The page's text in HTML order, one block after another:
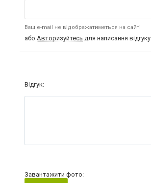
Ваш e-mail не відображатиметься на сайті
або Авторизуйтесь для написання відгуку
Відгук:
Завантажити фото: